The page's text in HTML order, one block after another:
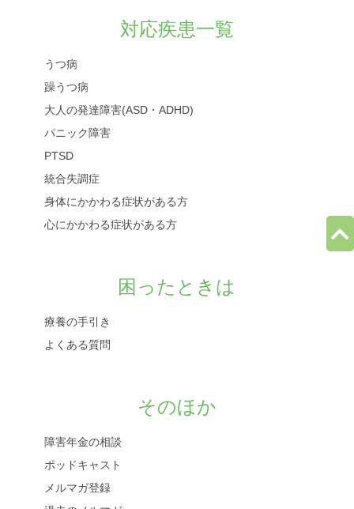
対応疾患一覧
うつ病
躁うつ病
大人の発達障害(ASD・ADHD)
パニック障害
PTSD
統合失調症
身体にかかわる症状がある方
心にかかわる症状がある方
困ったときは
療養の手引き
よくある質問
そのほか
障害年金の相談
ポッドキャスト
メルマガ登録